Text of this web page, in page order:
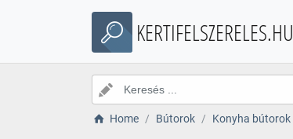
KERTIFELSZERELES.HU
Home Bútorok Konyha bútorok